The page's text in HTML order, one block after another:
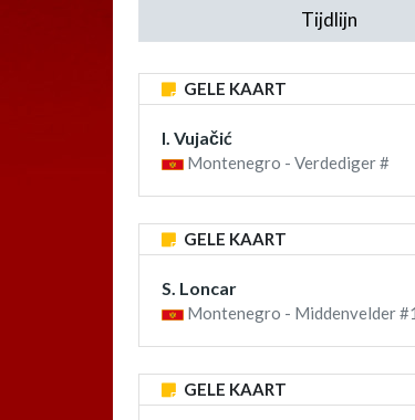
Tijdlijn
GELE KAART
I. Vujačić
Montenegro - Verdediger #
GELE KAART
S. Loncar
Montenegro - Middenvelder
GELE KAART